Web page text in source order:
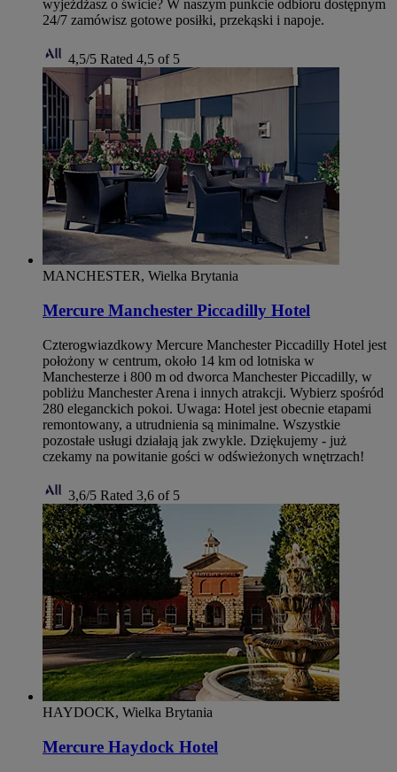
wyjeżdżasz o świcie? W naszym punkcie odbioru dostępnym
24/7 zamówisz gotowe posiłki, przekąski i napoje.
4,5/5 Rated 4,5 of 5
MANCHESTER, Wielka Brytania
Mercure Manchester Piccadilly Hotel
Czterogwiazdkowy Mercure Manchester Piccadilly Hotel jest
położony w centrum, około 14 km od lotniska w
Manchesterze i 800 m od dworca Manchester Piccadilly, w
pobliżu Manchester Arena i innych atrakcji. Wybierz spośród
280 eleganckich pokoi. Uwaga: Hotel jest obecnie etapami
remontowany, a utrudnienia są minimalne. Wszystkie
pozostałe usługi działają jak zwykle. Dziękujemy - już
czekamy na powitanie gości w odświeżonych wnętrzach!
3,6/5 Rated 3,6 of 5
HAYDOCK, Wielka Brytania
Mercure Haydock Hotel